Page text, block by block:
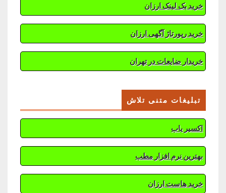
خرید بک لینک ارزان
خرید رپورتاژ آگهی ارزان
خریدار ضایعات در تهران
تبلیغات متنی تلاش
اکسیر یاب
بهترین نرم افزار مطب
خرید هاست ارزان